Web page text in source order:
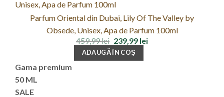
Parfum Oriental din Dubai, Lily Of The Valley by
Obsede, Unisex, Apa de Parfum 100ml
459,99lei Prețul
inițial
a
239,99 leiPrețul
ADAUGĂ ÎN COȘ
Gama premium
50 ML
SALE